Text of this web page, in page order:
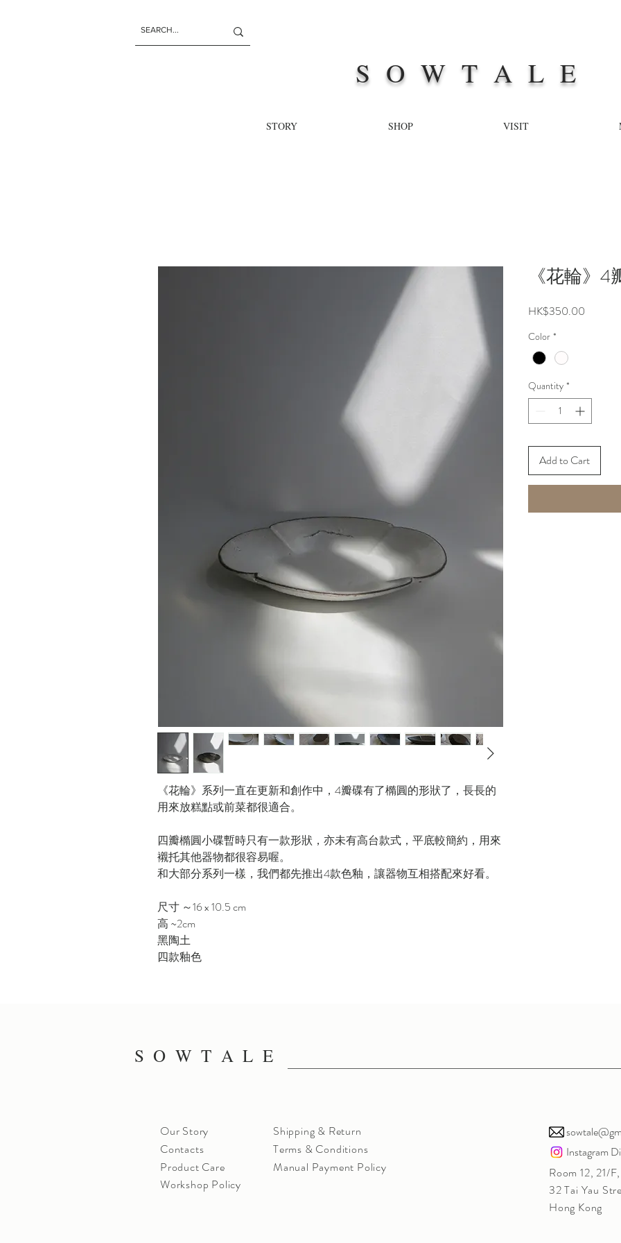
S O W T A L E
STORY SHOP VISIT
《花輪》系列一直在更新和創作中，4瓣碟有了橢圓的形狀了，長長的
用來放糕點或前菜都很適合。
四瓣橢圓小碟暫時只有一款形狀，亦未有高台款式，平底較簡約，用來
襯托其他器物都很容易喔。
和大部分系列一樣，我們都先推出4款色釉，讓器物互相搭配來好看。
尺寸 ～16 x 10.5 cm
高 ~2cm
黑陶土
四款釉色
《花輪》
HK$350.00
Color *
Quantity *
Add to Cart
S O W T A L E
Our Story
Shipping & Return
Contacts
Terms & Conditions
Product Care
Manual Payment Policy
Workshop Policy
Instagram
Room 12, 21/
32 Tai Yau
Hong Kong